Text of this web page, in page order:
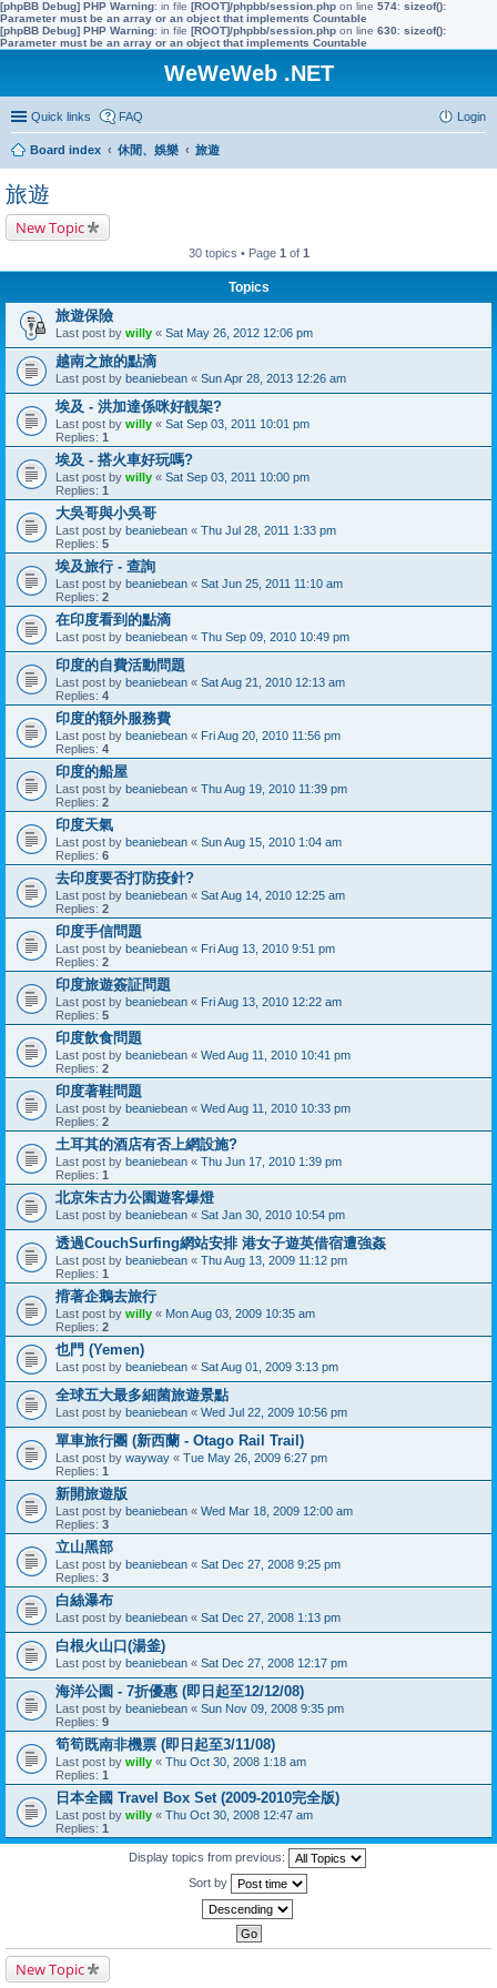
[phpBB Debug] PHP Warning: in file [ROOT]/phpbb/session.php on line 574: sizeof():
Parameter must be an array or an object that implements Countable
[phpBB Debug] PHP Warning: in file [ROOT]/phpbb/session.php on line 630: sizeof():
Parameter must be an array or an object that implements Countable
WeWeWeb .NET
Quick links FAQ Login
Board index 休閒、娛樂 旅遊
旅遊
New Topic
30 topics • Page 1 of 1
Topics
旅遊保險
Last post by willy « Sat May 26, 2012 12:06 pm
越南之旅的點滴
Last post by beaniebean « Sun Apr 28, 2013 12:26 am
埃及 - 洪加達係咪好靚架?
Last post by willy « Sat Sep 03, 2011 10:01 pm
Replies: 1
埃及 - 搭火車好玩嗎?
Last post by willy « Sat Sep 03, 2011 10:00 pm
Replies: 1
大吳哥與小吳哥
Last post by beaniebean « Thu Jul 28, 2011 1:33 pm
Replies: 5
埃及旅行 - 查詢
Last post by beaniebean « Sat Jun 25, 2011 11:10 am
Replies: 2
在印度看到的點滴
Last post by beaniebean « Thu Sep 09, 2010 10:49 pm
印度的自費活動問題
Last post by beaniebean « Sat Aug 21, 2010 12:13 am
Replies: 4
印度的額外服務費
Last post by beaniebean « Fri Aug 20, 2010 11:56 pm
Replies: 4
印度的船屋
Last post by beaniebean « Thu Aug 19, 2010 11:39 pm
Replies: 2
印度天氣
Last post by beaniebean « Sun Aug 15, 2010 1:04 am
Replies: 6
去印度要否打防疫針?
Last post by beaniebean « Sat Aug 14, 2010 12:25 am
Replies: 2
印度手信問題
Last post by beaniebean « Fri Aug 13, 2010 9:51 pm
Replies: 2
印度旅遊簽証問題
Last post by beaniebean « Fri Aug 13, 2010 12:22 am
Replies: 5
印度飲食問題
Last post by beaniebean « Wed Aug 11, 2010 10:41 pm
Replies: 2
印度著鞋問題
Last post by beaniebean « Wed Aug 11, 2010 10:33 pm
Replies: 2
土耳其的酒店有否上網設施?
Last post by beaniebean « Thu Jun 17, 2010 1:39 pm
Replies: 1
北京朱古力公園遊客爆燈
Last post by beaniebean « Sat Jan 30, 2010 10:54 pm
透過CouchSurfing網站安排 港女子遊英借宿遭強姦
Last post by beaniebean « Thu Aug 13, 2009 11:12 pm
Replies: 1
揹著企鵝去旅行
Last post by willy « Mon Aug 03, 2009 10:35 am
Replies: 2
也門 (Yemen)
Last post by beaniebean « Sat Aug 01, 2009 3:13 pm
全球五大最多細菌旅遊景點
Last post by beaniebean « Wed Jul 22, 2009 10:56 pm
單車旅行團 (新西蘭 - Otago Rail Trail)
Last post by wayway « Tue May 26, 2009 6:27 pm
Replies: 1
新開旅遊版
Last post by beaniebean « Wed Mar 18, 2009 12:00 am
Replies: 3
立山黑部
Last post by beaniebean « Sat Dec 27, 2008 9:25 pm
Replies: 3
白絲瀑布
Last post by beaniebean « Sat Dec 27, 2008 1:13 pm
白根火山口(湯釜)
Last post by beaniebean « Sat Dec 27, 2008 12:17 pm
海洋公園 - 7折優惠 (即日起至12/12/08)
Last post by beaniebean « Sun Nov 09, 2008 9:35 pm
Replies: 9
筍筍既南非機票 (即日起至3/11/08)
Last post by willy « Thu Oct 30, 2008 1:18 am
Replies: 1
日本全國 Travel Box Set (2009-2010完全版)
Last post by willy « Thu Oct 30, 2008 12:47 am
Replies: 1
Display topics from previous:
Sort by
New Topic